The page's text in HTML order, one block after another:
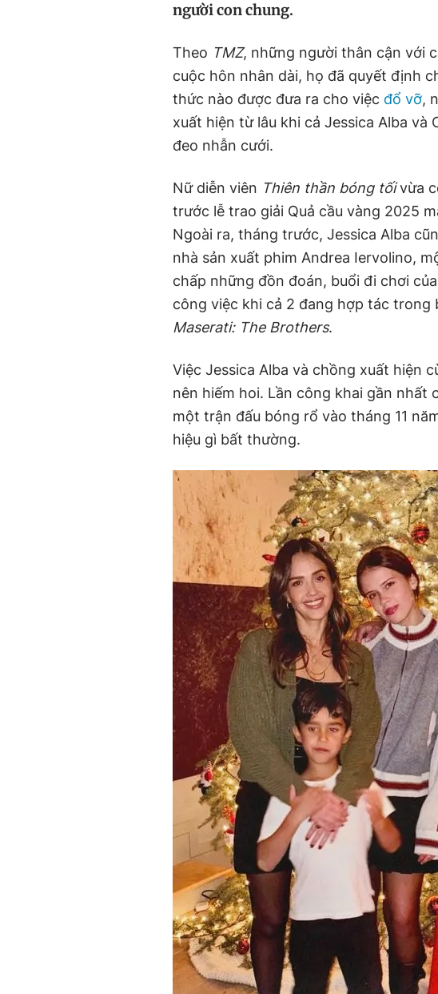
người con chung.
Theo TMZ, những người thân cận với
cuộc hôn nhân dài, họ đã quyết định
thức nào được đưa ra cho việc đổ vỡ,
xuất hiện từ lâu khi cả Jessica Alba và
đeo nhẫn cưới.
Nữ diễn viên Thiên thần bóng tốivừa
trước lễ trao giải Quả cầu vàng 2025
Ngoài ra, tháng trước, Jessica Alba
nhà sản xuất phim Andrea Iervolino,
chấp những đồn đoán, buổi đi chơi
công việc khi cả 2 đang hợp tác trong
Maserati: The Brothers.
Việc Jessica Alba và chồng xuất hiện
nên hiếm hoi. Lần công khai gần nhất
một trận đấu bóng rổ vào tháng 11
hiệu gì bất thường.